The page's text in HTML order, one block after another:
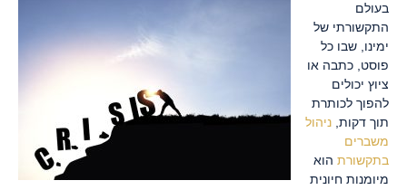
בעולם
התקשורתי של
ימינו, שבו כל
פוסט, כתבה או
ציוץ יכולים
להפוך לכותרת
תוך דקות, ניהול
משברים
בתקשורת הוא
מיומנות חיונית